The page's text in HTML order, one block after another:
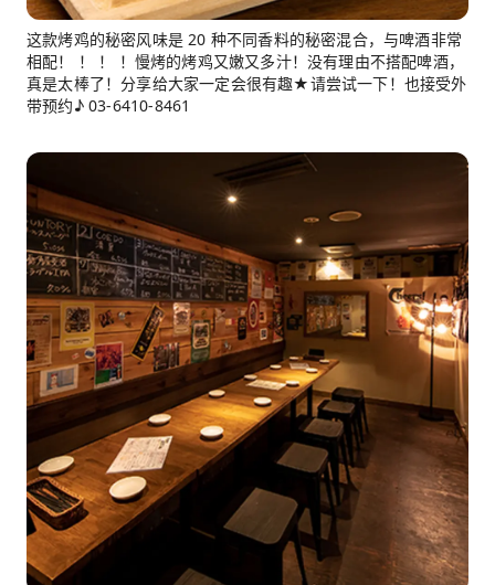
这款烤鸡的秘密风味是 20 种不同香料的秘密混合，与啤酒非常
相配！ ！ ！ ！慢烤的烤鸡又嫩又多汁！没有理由不搭配啤酒，
真是太棒了！分享给大家一定会很有趣★请尝试一下！也接受外
带预约♪ 03-6410-8461